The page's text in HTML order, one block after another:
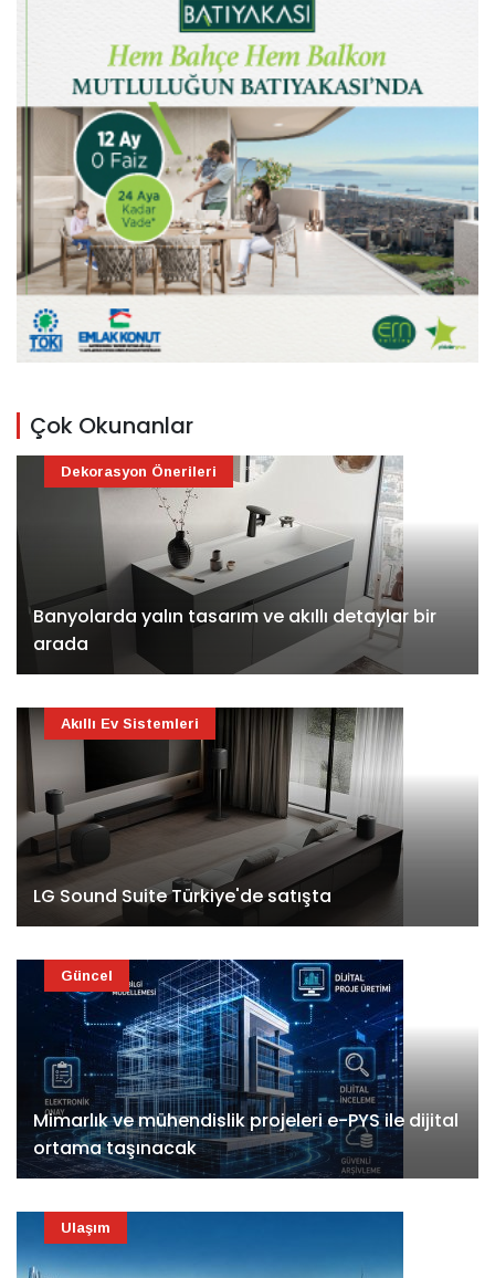
Çok Okunanlar
Banyolarda yalın tasarım ve akıllı detaylar bir
arada
Dekorasyon Önerileri
LG Sound Suite Türkiye'de satışta
Akıllı Ev Sistemleri
Mimarlık ve mühendislik projeleri e-PYS ile dijital
ortama taşınacak
Güncel
Ulaşım